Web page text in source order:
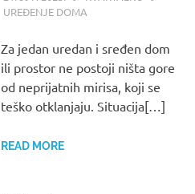
UREĐENJE DOMA
Za jedan uredan i sređen dom
ili prostor ne postoji ništa gore
od neprijatnih mirisa, koji se
teško otklanjaju. Situacija[…]
READ MORE